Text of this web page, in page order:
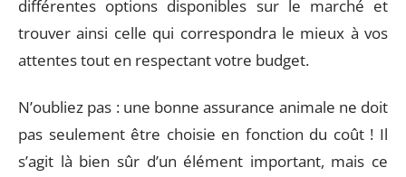
différentes options disponibles sur le marché et
trouver ainsi celle qui correspondra le mieux à vos
attentes tout en respectant votre budget.
N’oubliez pas : une bonne assurance animale ne doit
pas seulement être choisie en fonction du coût ! Il
s’agit là bien sûr d’un élément important, mais ce